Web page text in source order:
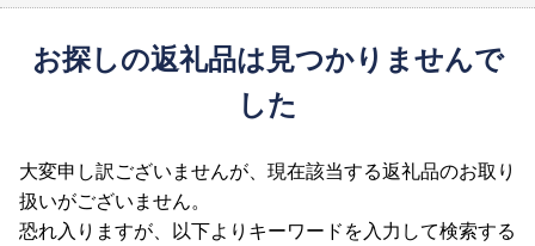
お探しの返礼品は見つかりませんで
した
大変申し訳ございませんが、現在該当する返礼品のお取り
扱いがございません。
恐れ入りますが、以下よりキーワードを入力して検索する